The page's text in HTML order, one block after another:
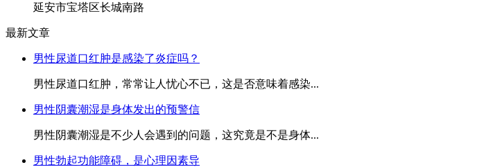
延安市宝塔区长城南路
最新文章
男性尿道口红肿是感染了炎症吗？
男性尿道口红肿，常常让人忧心不已，这是否意味着感染...
男性阴囊潮湿是身体发出的预警信
男性阴囊潮湿是不少人会遇到的问题，这究竟是不是身体...
男性勃起功能障碍，是心理因素导